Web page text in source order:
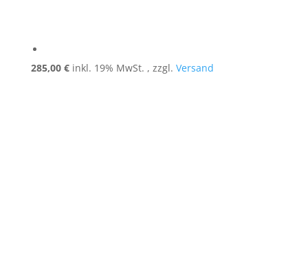
285,00 €inkl. 19% MwSt. , zzgl. Versand